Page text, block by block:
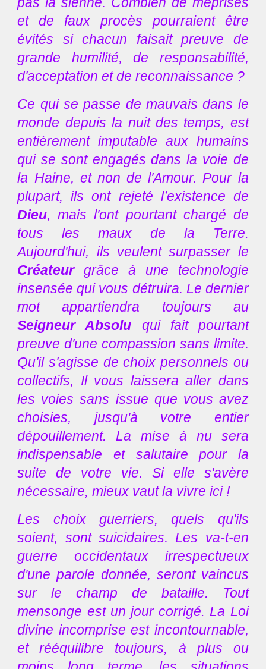
et de faux procès pourraient être
évités si chacun faisait preuve de
grande humilité, de responsabilité,
d'acceptation et de reconnaissance ?
Ce qui se passe de mauvais dans le
monde depuis la nuit des temps, est
entièrement imputable aux humains
qui se sont engagés dans la voie de
la Haine, et non de l'Amour. Pour la
plupart, ils ont rejeté l’existence de
Dieu, mais l'ont pourtant chargé de
tous les maux de la Terre.
Aujourd'hui, ils veulent surpasser le
Créateurgrâce à une technologie
insensée qui vous détruira. Le dernier
mot appartiendra toujours au
Seigneur Absolu qui fait pourtant
preuve d'une compassion sans limite.
Qu'il s'agisse de choix personnels ou
collectifs, Il vous laissera aller dans
les voies sans issue que vous avez
choisies, jusqu'à votre entier
dépouillement. La mise à nu sera
indispensable et salutaire pour la
suite de votre vie. Si elle s'avère
nécessaire, mieux vaut la vivre ici !
Les choix guerriers, quels qu'ils
soient, sont suicidaires. Les va-t-en
guerre occidentaux irrespectueux
d'une parole donnée, seront vaincus
sur le champ de bataille. Tout
mensonge est un jour corrigé. La Loi
divine incomprise est incontournable,
et rééquilibre toujours, à plus ou